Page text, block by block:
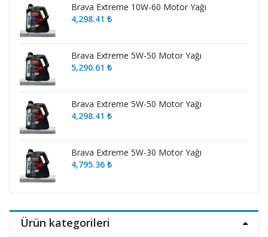
Brava Extreme 10W-60 Motor Yağı
4,298.41₺
Brava Extreme 5W-50 Motor Yağı
5,290.61₺
Brava Extreme 5W-50 Motor Yağı
4,298.41₺
Brava Extreme 5W-30 Motor Yağı
4,795.36₺
Ürün kategorileri